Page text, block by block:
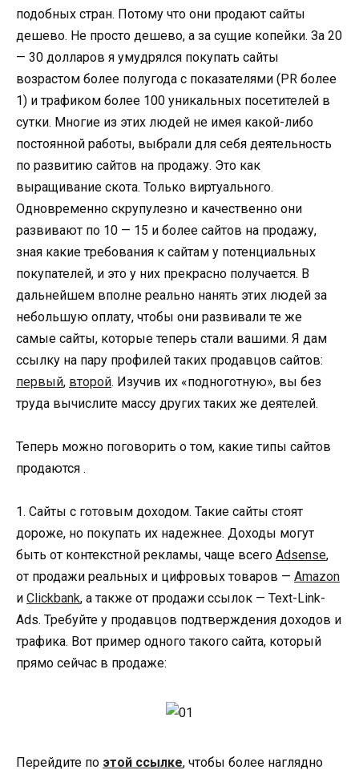
подобных стран. Потому что они продают сайты
дешево. Не просто дешево, а за сущие копейки. За 20
— 30 долларов я умудрялся покупать сайты
возрастом более полугода с показателями (PR более
1) и трафиком более 100 уникальных посетителей в
сутки. Многие из этих людей не имея какой-либо
постоянной работы, выбрали для себя деятельность
по развитию сайтов на продажу. Это как
выращивание скота. Только виртуального.
Одновременно скрупулезно и качественно они
развивают по 10 — 15 и более сайтов на продажу,
зная какие требования к сайтам у потенциальных
покупателей, и это у них прекрасно получается. В
дальнейшем вполне реально нанять этих людей за
небольшую оплату, чтобы они развивали те же
самые сайты, которые теперь стали вашими. Я дам
ссылку на пару профилей таких продавцов сайтов:
первый, второй. Изучив их «подноготную», вы без
труда вычислите массу других таких же деятелей.
Теперь можно поговорить о том, какие типы сайтов
продаются .
1. Сайты с готовым доходом. Такие сайты стоят
дороже, но покупать их надежнее. Доходы могут
быть от контекстной рекламы, чаще всего Adsense,
от продажи реальных и цифровых товаров — Amazon
и Clickbank, а также от продажи ссылок — Text-Link-
Ads. Требуйте у продавцов подтверждения доходов и
трафика. Вот пример одного такого сайта, который
прямо сейчас в продаже:
Перейдите по этой ссылке, чтобы более наглядно